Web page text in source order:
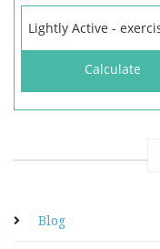
Blog